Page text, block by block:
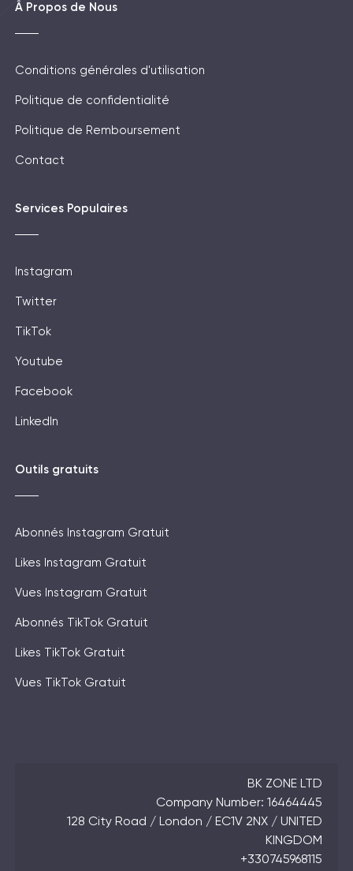
Â Propos de Nous
Conditions générales d'utilisation
Politique de confidentialité
Politique de Remboursement
Contact
Services Populaires
Instagram
Twitter
TikTok
Youtube
Facebook
LinkedIn
Outils gratuits
Abonnés Instagram Gratuit
Likes Instagram Gratuit
Vues Instagram Gratuit
Abonnés TikTok Gratuit
Likes TikTok Gratuit
Vues TikTok Gratuit
BK ZONE LTD
Company Number: 16464445
128 City Road / London / EC1V 2NX / UNITED
KINGDOM
+330745968115